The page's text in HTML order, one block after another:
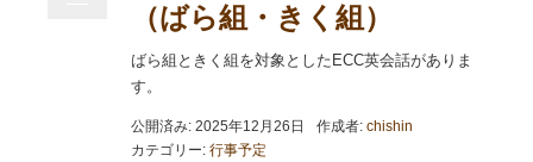
（ばら組・きく組）
ばら組ときく組を対象としたECC英会話がありま
す。
公開済み: 2025年12月26日 作成者: chishin
カテゴリー: 行事予定